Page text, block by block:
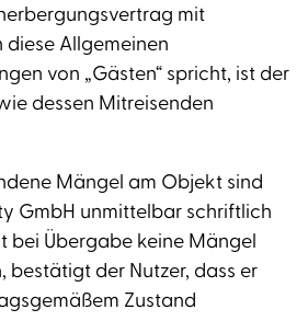
mit
diese Allgemeinen
von „Gästen“ spricht, ist der
dessen Mitreisenden
Mängel am Objekt sind
GmbH unmittelbar schriftlich
bei Übergabe keine Mängel
bestätigt der Nutzer, dass er
Zustand